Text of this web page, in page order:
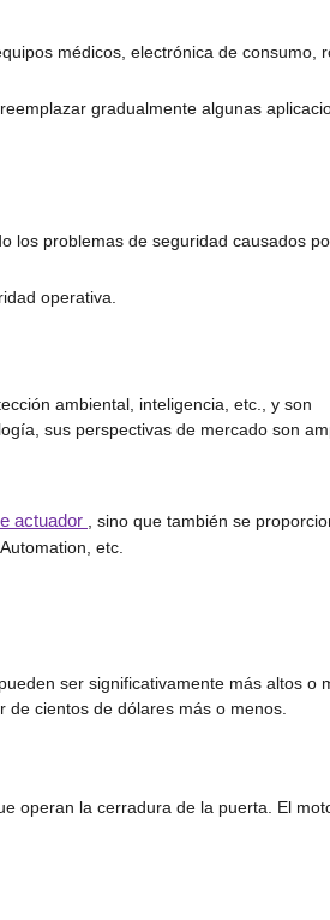
médicos, electrónica de consumo,
gradualmente algunas
los problemas de seguridad causados
operativa.
ambiental, inteligencia, etc., y son
sus perspectivas de mercado son
actuador
, sino que también se
etc.
ser significativamente más altos o
cientos de dólares más o menos.
operan la cerradura de la puerta. El